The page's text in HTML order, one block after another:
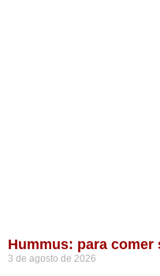
Hummus: para comer
3 de agosto de 2026